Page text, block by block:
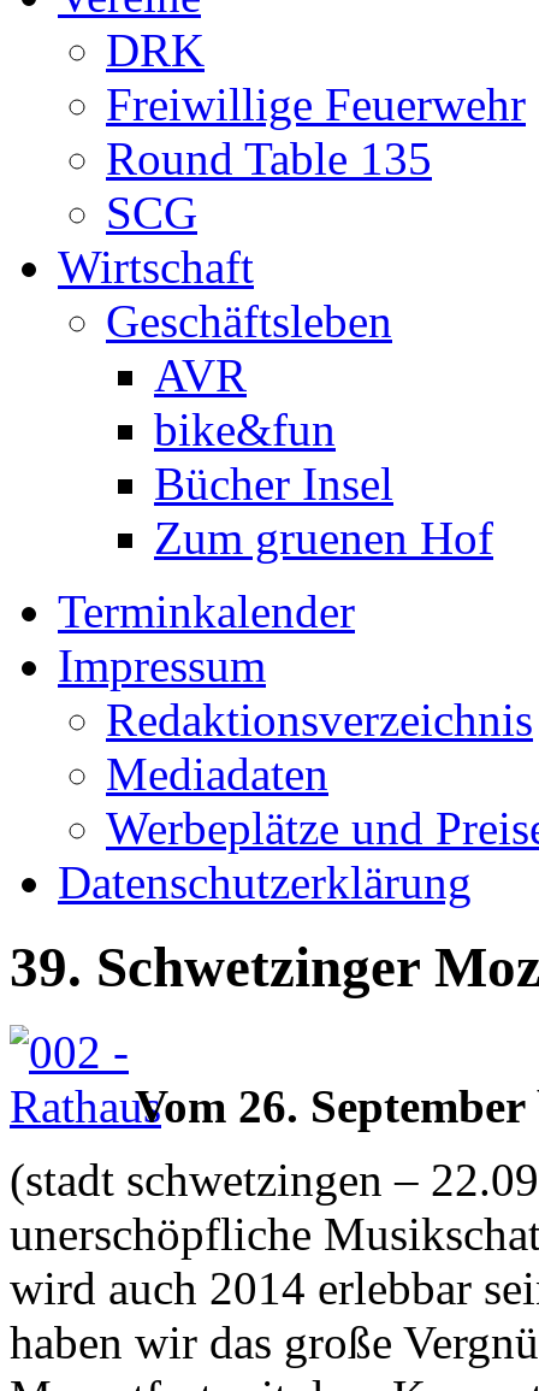
DRK
Freiwillige Feuerwehr
Round Table 135
SCG
Wirtschaft
Geschäftsleben
AVR
bike&fun
Bücher Insel
Zum gruenen Hof
Terminkalender
Impressum
Redaktionsverzeichnis
Mediadaten
Werbeplätze und
Datenschutzerklärung
39. Schwetzinger
Vom 26.
(stadt schwetzingen –
unerschöpfliche
wird auch 2014 erlebbar
haben wir das große